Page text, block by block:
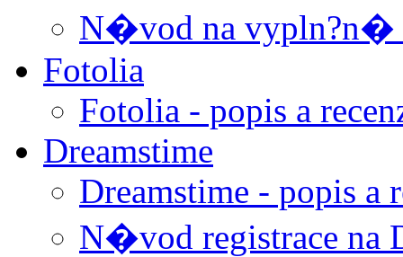
N�vod na vypln?n�
Fotolia
Fotolia - popis a
Dreamstime
Dreamstime - popis a
N�vod registrace na